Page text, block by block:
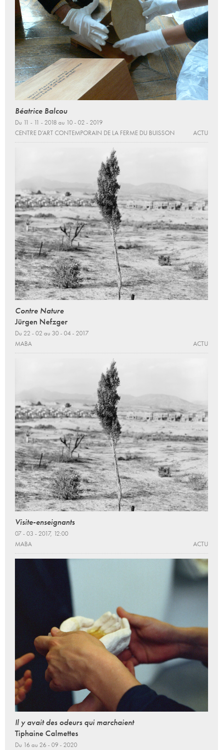
Béatrice Balcou
Du 11 - 11 - 2018 au 10 - 02 - 2019
CENTRE D’ART CONTEMPORAIN DE LA FERME DU BUISSON
ACTU
Contre Nature
Jürgen Nefzger
Du 22 - 02 au 30 - 04 - 2017
MABA
ACTU
Visite-enseignants
07 - 03 - 2017, 12:00
MABA
ACTU
Il y avait des odeurs qui marchaient
Tiphaine Calmettes
Du 16 au 26 - 09 - 2020